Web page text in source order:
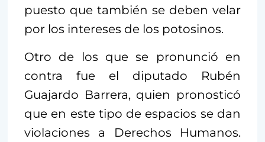
puesto que también se deben velar
por los intereses de los potosinos.
Otro de los que se pronunció en
contra fue el diputado Rubén
Guajardo Barrera, quien pronosticó
que en este tipo de espacios se dan
violaciones a Derechos Humanos.